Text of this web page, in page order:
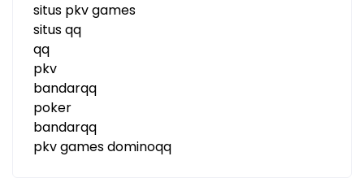
situs pkv games
situs qq
qq
pkv
bandarqq
poker
bandarqq
pkv games dominoqq